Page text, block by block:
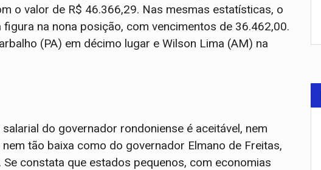
o valor de R$ 46.366,29. Nas mesmas estatísticas, o
na nona posição, com vencimentos de 36.462,00.
(PA) em décimo lugar e Wilson Lima (AM) na
do governador rondoniense é aceitável, nem
tão baixa como do governador Elmano de Freitas,
constata que estados pequenos, com economias